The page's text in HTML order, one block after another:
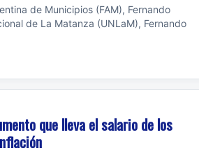
de Municipios (FAM), Fernando
de La Matanza (UNLaM), Fernando
que lleva el salario de los